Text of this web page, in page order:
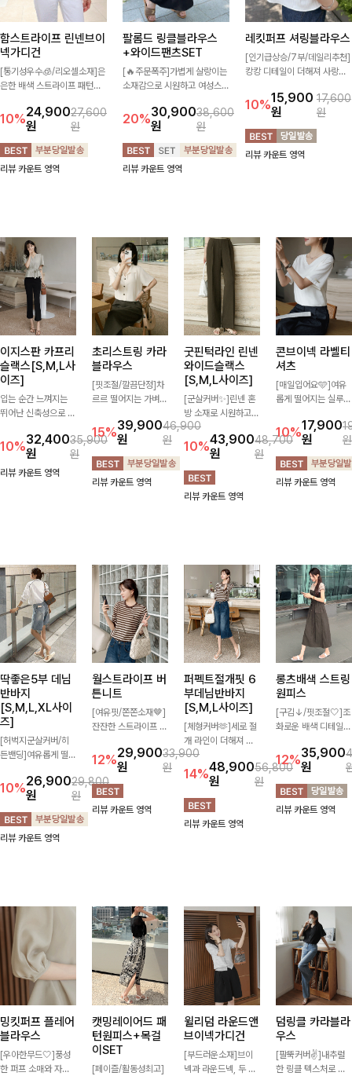
함스트라이프 린넨브이
넥가디건
[통기성우수🧊/리오셀소재]은
은한 배색 스트라이프 패턴으
드 살려주는 니트 가디건 💛
브이넥 라인에 슬림하게 떨어
지는 핏 더해져 단독으로도 여
리하고 세련되게 입어져요-
10%24,900
원
27,600
원
리뷰 카운트 영역
팔롬드 링클블라우스
+와이드팬츠SET
[🔥주문폭주]가볍게 살랑이는
소재감으로 시원하고 여성스럽
트 🖤 허리 밴딩 디테일로 편
안하면서도 자연스럽게 라인
잡아주어 꾸안꾸 무드로 멋스
럽게 완성!
20%30,900
원
38,600
원
리뷰 카운트 영역
레킷퍼프 셔링블라우스
[인기급상승/7부/데일리추천]
캉캉 디테일이 더해져 사랑스
주는 블라우스 🤍 가볍게 퍼지
는 핏으로 체형을 자연스럽게
커버해주며 여성스럽게 즐기기
좋아요 ✨
10%15,900
원
17,600
원
리뷰 카운트 영역
이지스판 카프리
슬랙스[S,M,L사
이즈]
입는 순간 느껴지는
뛰어난 신축성으로 활
안하게🌿 발목이 드
러나는 카프리 기장이
다리 라인을 더욱 길
10%32,400
원
35,900
원
리뷰 카운트 영역
초리스트링 카라
블라우스
[핏조절/깔끔단정]차
르르 떨어지는 가벼운
쾌적하게 즐기기 좋은
카라 블라우스- 심플
한 디자인에 클래식한
카라와 버튼 디테일을
더해 데일리부터 오피
15%39,900
원
46,900
원
리뷰 카운트 영역
굿핀턱라인 린넨
와이드슬랙스
[S,M,L사이즈]
[군살커버✨]린넨 혼
방 소재로 시원하고
쾌적하게 즐기기 좋은
와이드 슬랙스입니다.
핀턱 디테일과 여유로
운 와이드 핏이 더해
져 길고 멋스러운 실
루엣을 완성해드려
10%43,900
원
48,700
원
리뷰 카운트 영역
콘브이넥 라벨티
셔츠
[매일입어요🩵]여유
롭게 떨어지는 실루엣
자인으로 데일리하게
즐기기 좋은 티셔츠-
소매 라벨 디테일이
은은한 포인트를 더해
심플하면서도 센스 있
10%17,900
원
원
리뷰 카운트 영역
딱좋은5부 데님
반바지
[S,M,L,XL사이
즈]
[허벅지군살커버/히
든밴딩]여유롭게 떨어
없는 5부 기장으로 편
안하게 즐기기 좋은
데님 팬츠 ✨ 빈티지
한 워싱감이 더해져
캐주얼하면서도 트렌
10%26,900
원
29,800
원
리뷰 카운트 영역
월스트라이프 버
튼니트
[여유핏/쫀쫀소재🤎]
잔잔한 스트라이프 패
더해져 캐주얼하면서
도 세련된 무드를 연
출해주는 니트- 가볍
고 부드러운 착용감으
로 단독은 물론 데일
12%29,900
원
33,900
원
리뷰 카운트 영역
퍼펙트절개핏 6
부데님반바지
[S,M,L사이즈]
[체형커버🫶]세로 절
개 라인이 더해져 다
리 라인을 더욱 길고
슬림하게 연출해주는
5부 데님 반바지 🤍
부담 없는 기장과 여
유로운 핏으로 편안하
게 착용되며 다양한
14%48,900
원
56,800
원
리뷰 카운트 영역
롱츠배색 스트링
원피스
[구김↓/핏조절🤍]조
화로운 배색 디테일로
스! 스트링이 내장되
어있어 여리여리한 라
인을 만들어주고 넉넉
한 포켓으로 실용성까
지 갖췄어요:)
12%35,900
원
리뷰 카운트 영역
밍킷퍼프 플레어
블라우스
[우아한무드🤍]풍성
한 퍼프 소매와 자연
캣밍레이어드 패
턴원피스+목걸
이SET
[페이즐/활동성최고]
윌리덤 라운드앤
브이넥가디건
[부드러운소재]브이
넥과 라운드넥, 두 가
덤링클 카라블라
우스
[팔뚝커버✌]내추럴
한 링클 텍스처로 분